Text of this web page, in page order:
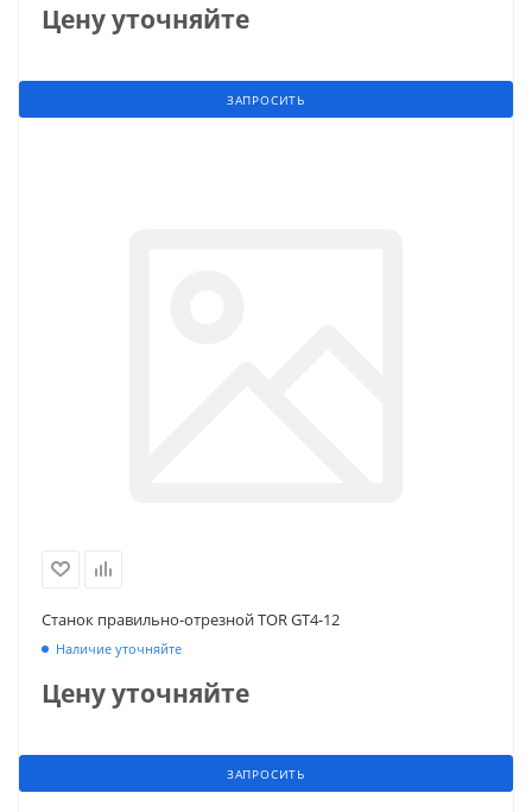
Цену уточняйте
ЗАПРОСИТЬ
Станок правильно-отрезной TOR GT4-12
Наличие уточняйте
Цену уточняйте
ЗАПРОСИТЬ